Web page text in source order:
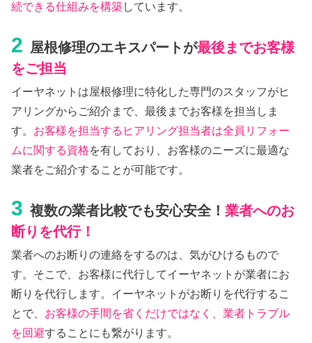
続できる仕組みを構築しています。
2 屋根修理のエキスパートが最後までお客様
をご担当
イーヤネットは屋根修理に特化した専門のスタッフがヒ
アリングからご紹介まで、最後までお客様を担当しま
す。 お客様を担当するヒアリング担当者は全員リフォー
ムに関する資格を有しており、お客様のニーズに最適な
業者をご紹介することが可能です。
3 複数の業者比較でも安心安全！業者へのお
断りを代行！
業者へのお断りの連絡をするのは、気がひけるもので
す。そこで、お客様に代行してイーヤネットが業者にお
断りを代行します。イーヤネットがお断りを代行するこ
とで、 お客様の手間を省くだけではなく、業者トラブル
を回避することにも繋がります。